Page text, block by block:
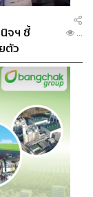
จฯ ชี้
ตัว
...